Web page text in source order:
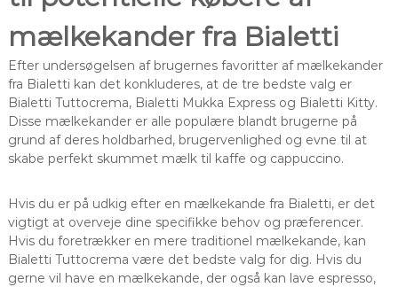
mælkekander fra Bialetti
Efter undersøgelsen af brugernes favoritter af mælkekander
fra Bialetti kan det konkluderes, at de tre bedste valg er
Bialetti Tuttocrema, Bialetti Mukka Express og Bialetti Kitty.
Disse mælkekander er alle populære blandt brugerne på
grund af deres holdbarhed, brugervenlighed og evne til at
skabe perfekt skummet mælk til kaffe og cappuccino.
Hvis du er på udkig efter en mælkekande fra Bialetti, er det
vigtigt at overveje dine specifikke behov og præferencer.
Hvis du foretrækker en mere traditionel mælkekande, kan
Bialetti Tuttocrema være det bedste valg for dig. Hvis du
gerne vil have en mælkekande, der også kan lave espresso,